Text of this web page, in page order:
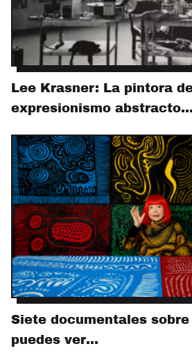
Lee Krasner: La pintora
expresionismo abstracto…
Siete documentales
puedes ver…